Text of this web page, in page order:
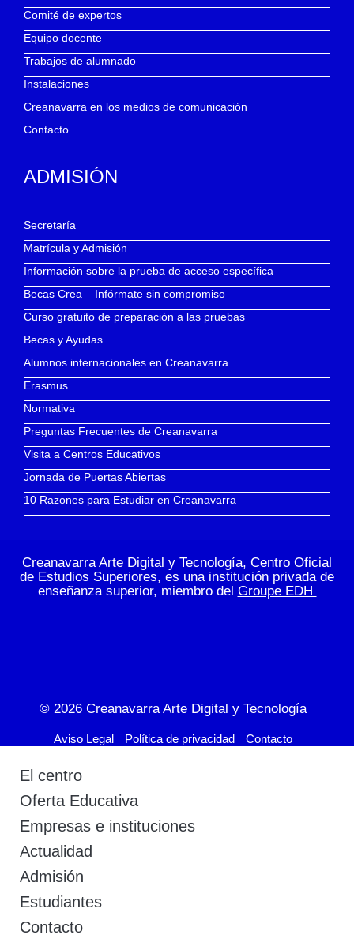
Comité de expertos
Equipo docente
Trabajos de alumnado
Instalaciones
Creanavarra en los medios de comunicación
Contacto
ADMISIÓN
Secretaría
Matrícula y Admisión
Información sobre la prueba de acceso específica
Becas Crea – Infórmate sin compromiso
Curso gratuito de preparación a las pruebas
Becas y Ayudas
Alumnos internacionales en Creanavarra
Erasmus
Normativa
Preguntas Frecuentes de Creanavarra
Visita a Centros Educativos
Jornada de Puertas Abiertas
10 Razones para Estudiar en Creanavarra
Creanavarra Arte Digital y Tecnología, Centro Oficial
de Estudios Superiores, es una institución privada de
enseñanza superior, miembro del Groupe EDH
© 2026 Creanavarra Arte Digital y Tecnología
Aviso Legal Política de privacidad Contacto
El centro
Oferta Educativa
Empresas e instituciones
Actualidad
Admisión
Estudiantes
Contacto